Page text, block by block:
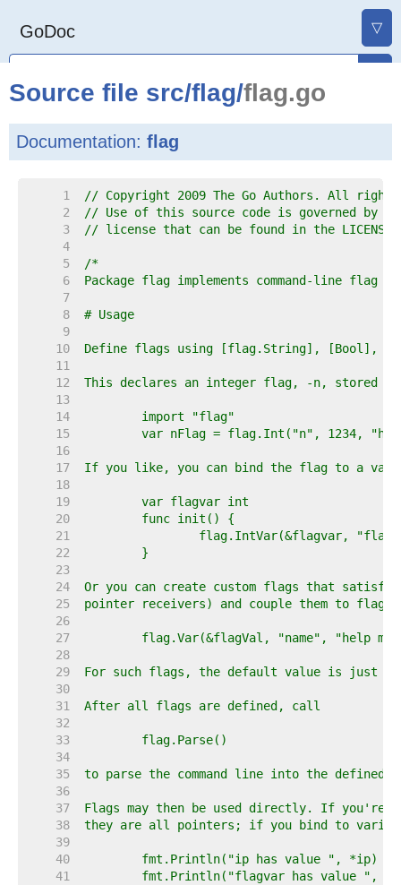
GoDoc ▽
Source file src/flag/flag.go
Documentation: flag
     1
// Copyright 2009 The Go Authors. All
     2
// Use of this source code is governed by a
     3
// license that can be found in the
     4
     5
     6
     7
     8
     9
    10
    11
    12
    13
    14
    15
    16
    17
    18
    19
    20
    21
    22
    23
    24
    25
    26
    27
    28
    29
    30
    31
    32
    33
    34
    35
    36
    37
    38
    39
    40
    41